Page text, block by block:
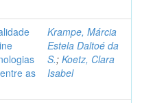
as
Krampe, Márcia
Estela Daltoé da
S.; Koetz, Clara
Isabel